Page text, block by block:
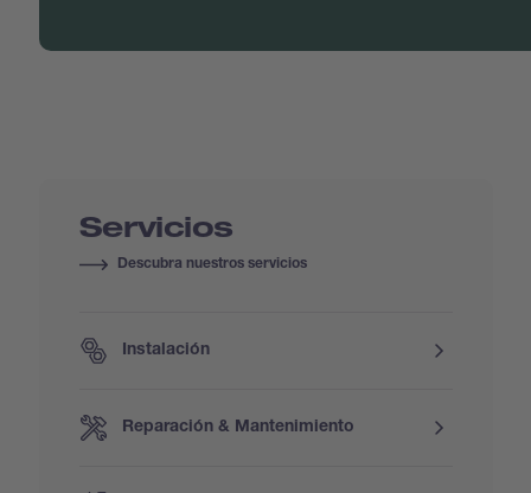
Servicios
Descubra nuestros servicios
Instalación
Reparación & Mantenimiento